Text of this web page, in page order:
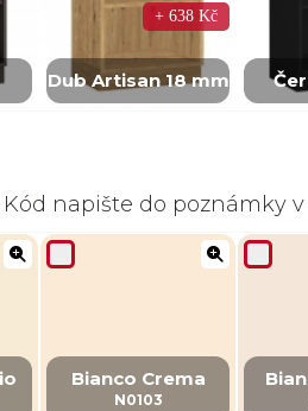
Dub Artisan 18 mm
+ 638 Kč
Kód napište do poznámky
Bianco Crema
N0103